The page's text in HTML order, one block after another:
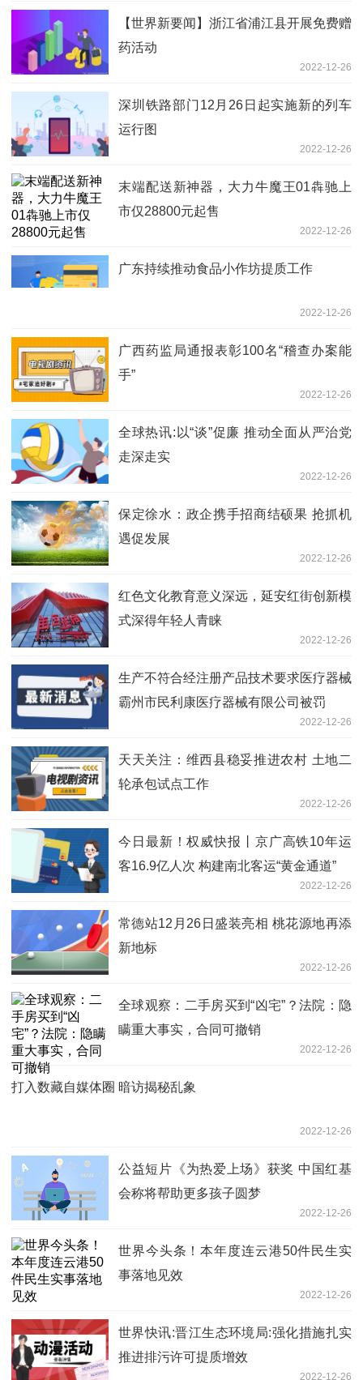
【世界新要闻】浙江省浦江县开展免费赠
药活动
2022-12-26
深圳铁路部门12月26日起实施新的列车
运行图
2022-12-26
末端配送新神器，大力牛魔王01犇驰上
市仅28800元起售
2022-12-26
广东持续推动食品小作坊提质工作
2022-12-26
广西药监局通报表彰100名“稽查办案能
手”
2022-12-26
全球热讯:以“谈”促廉 推动全面从严治党
走深走实
2022-12-26
保定徐水：政企携手招商结硕果 抢抓机
遇促发展
2022-12-26
红色文化教育意义深远，延安红街创新模
式深得年轻人青睐
2022-12-26
生产不符合经注册产品技术要求医疗器械
霸州市民利康医疗器械有限公司被罚
2022-12-26
天天关注：维西县稳妥推进农村 土地二
轮承包试点工作
2022-12-26
今日最新！权威快报丨京广高铁10年运
客16.9亿人次 构建南北客运“黄金通道”
2022-12-26
常德站12月26日盛装亮相 桃花源地再添
新地标
2022-12-26
全球观察：二手房买到“凶宅”？法院：隐
瞒重大事实，合同可撤销
2022-12-26
打入数藏自媒体圈 暗访揭秘乱象
2022-12-26
公益短片《为热爱上场》获奖 中国红基
会称将帮助更多孩子圆梦
2022-12-26
世界今头条！本年度连云港50件民生实
事落地见效
2022-12-26
世界快讯:晋江生态环境局:强化措施扎实
推进排污许可提质增效
2022-12-26